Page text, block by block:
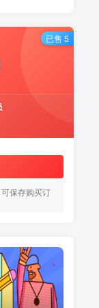
保存购买订
已售 5